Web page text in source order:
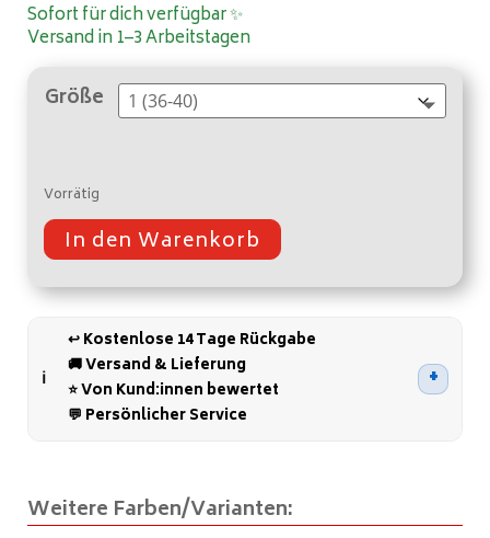
Sofort für dich verfügbar ✨
Versand in 1–3 Arbeitstagen
Größe
Vorrätig
In den Warenkorb
A
e
r
i
v
↩️ Kostenlose 14 Tage Rückgabe
🚚 Versand & Lieferung
⭐ Von Kund:innen bewertet
💬 Persönlicher Service
Weitere Farben/Varianten: